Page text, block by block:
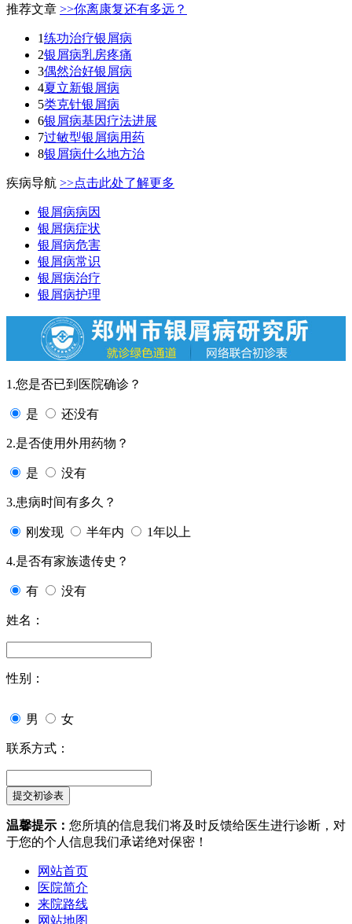
推荐文章 >>你离康复还有多远？
1练功治疗银屑病
2银屑病乳房疼痛
3偶然治好银屑病
4夏立新银屑病
5类克针银屑病
6银屑病基因疗法进展
7过敏型银屑病用药
8银屑病什么地方治
疾病导航 >>点击此处了解更多
银屑病病因
银屑病症状
银屑病危害
银屑病常识
银屑病治疗
银屑病护理
1.您是否已到医院确诊？
是 还没有
2.是否使用外用药物？
是 没有
3.患病时间有多久？
刚发现 半年内 1年以上
4.是否有家族遗传史？
有 没有
姓名：
性别：
男 女
联系方式：
温馨提示： 您所填的信息我们将及时反馈给医生进行诊断，对
于您的个人信息我们承诺绝对保密！
网站首页
医院简介
来院路线
网站地图